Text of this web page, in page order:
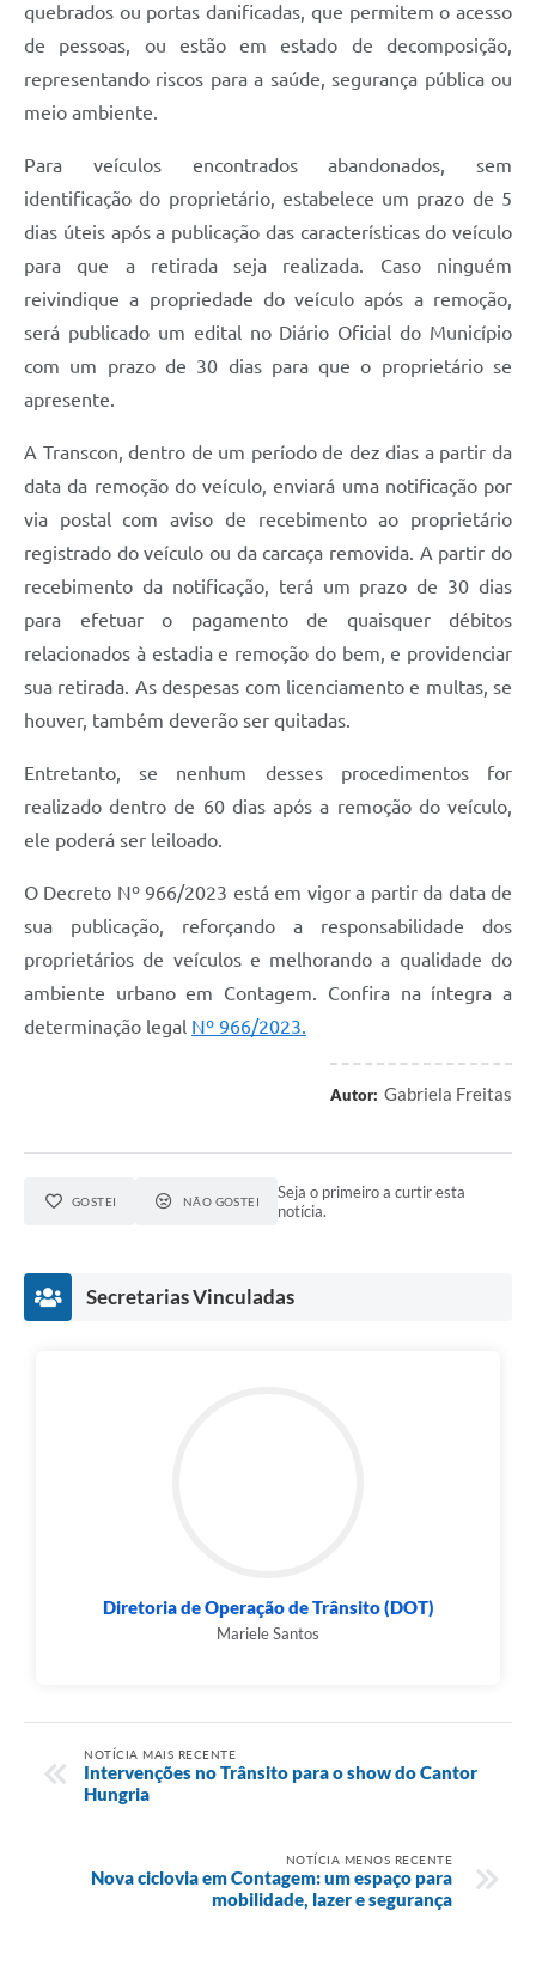
quebrados ou portas danificadas, que permitem o acesso
de pessoas, ou estão em estado de decomposição,
representando riscos para a saúde, segurança pública ou
meio ambiente.
Para veículos encontrados abandonados, sem
identificação do proprietário, estabelece um prazo de 5
dias úteis após a publicação das características do veículo
para que a retirada seja realizada. Caso ninguém
reivindique a propriedade do veículo após a remoção,
será publicado um edital no Diário Oficial do Município
com um prazo de 30 dias para que o proprietário se
apresente.
A Transcon, dentro de um período de dez dias a partir da
data da remoção do veículo, enviará uma notificação por
via postal com aviso de recebimento ao proprietário
registrado do veículo ou da carcaça removida. A partir do
recebimento da notificação, terá um prazo de 30 dias
para efetuar o pagamento de quaisquer débitos
relacionados à estadia e remoção do bem, e providenciar
sua retirada. As despesas com licenciamento e multas, se
houver, também deverão ser quitadas.
Entretanto, se nenhum desses procedimentos for
realizado dentro de 60 dias após a remoção do veículo,
ele poderá ser leiloado.
O Decreto Nº 966/2023 está em vigor a partir da data de
sua publicação, reforçando a responsabilidade dos
proprietários de veículos e melhorando a qualidade do
ambiente urbano em Contagem. Confira na íntegra a
determinação legal Nº 966/2023.
Autor: Gabriela Freitas
GOSTEI NÃO GOSTEI
Seja o primeiro a curtir esta
notícia.
Secretarias Vinculadas
Diretoria de Operação de Trânsito (DOT)
Mariele Santos
NOTÍCIA MAIS RECENTE
Intervenções no Trânsito para o show do Cantor
Hungria
NOTÍCIA MENOS RECENTE
Nova ciclovia em Contagem: um espaço para
mobilidade, lazer e segurança